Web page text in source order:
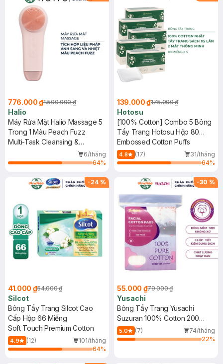
776.000 ₫1.500.000 ₫
Halio
Máy Rửa Mặt Halio Massage 5
Trong 1 Màu Peach Fuzz
Multi-Task Cleansing &
Massaging Device With Red
Blue Light Therapy 5 In 1
6/tháng
64%
139.000 ₫175.000 ₫
Hotosu
[100% Cotton] Combo 5 Bông
Tẩy Trang Hotosu Hộp 80
Miếng
Embossed Cotton Puffs
4.8 (17)
31/tháng
64%
-24 %
41.000 ₫54.000 ₫
Silcot
Bông Tẩy Trang Silcot Cao
Cấp Hộp 66 Miếng
Soft Touch Premium Cotton
4.9 (12)
101/tháng
64%
-30 %
55.000 ₫79.000 ₫
Yusachi
Bông Tẩy Trang Yusachi
Suzuran 100% Cotton 200
Miếng
5.0 (7)
74/tháng
22%